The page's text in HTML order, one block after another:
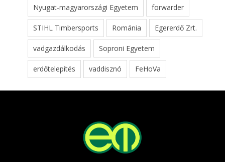
Nyugat-magyarországi Egyetem forwarder
STIHL Timbersports Románia Egererdő Zrt.
vadgazdálkodás Soproni Egyetem
erdőtelepítés vaddisznó FeHoVa